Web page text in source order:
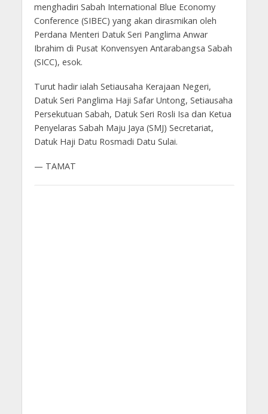
menghadiri Sabah International Blue Economy
Conference (SIBEC) yang akan dirasmikan oleh
Perdana Menteri Datuk Seri Panglima Anwar
Ibrahim di Pusat Konvensyen Antarabangsa Sabah
(SICC), esok.
Turut hadir ialah Setiausaha Kerajaan Negeri,
Datuk Seri Panglima Haji Safar Untong, Setiausaha
Persekutuan Sabah, Datuk Seri Rosli Isa dan Ketua
Penyelaras Sabah Maju Jaya (SMJ) Secretariat,
Datuk Haji Datu Rosmadi Datu Sulai.
— TAMAT